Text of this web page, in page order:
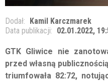
Dodał: Kamil Karczmarek
Data publikacji: 02.01.2022,
GTK Gliwice nie
przed własną
triumfowała 82:72,